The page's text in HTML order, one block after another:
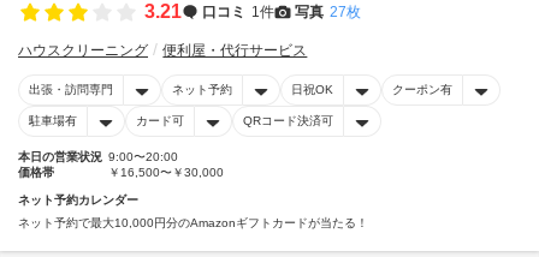
3.21 口コミ 1件 写真 27枚
ハウスクリーニング 便利屋・代行サービス
出張・訪問専門 ネット予約 日祝OK クーポン有
駐車場有 カード可 QRコード決済可
本日の営業状況 9:00〜20:00
価格帯
￥16,500〜￥30,000
ネット予約カレンダー
ネット予約で最大10,000円分のAmazonギフトカードが当たる！